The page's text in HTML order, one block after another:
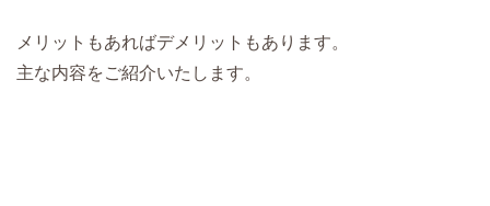
メリットもあればデメリットもあります。
主な内容をご紹介いたします。